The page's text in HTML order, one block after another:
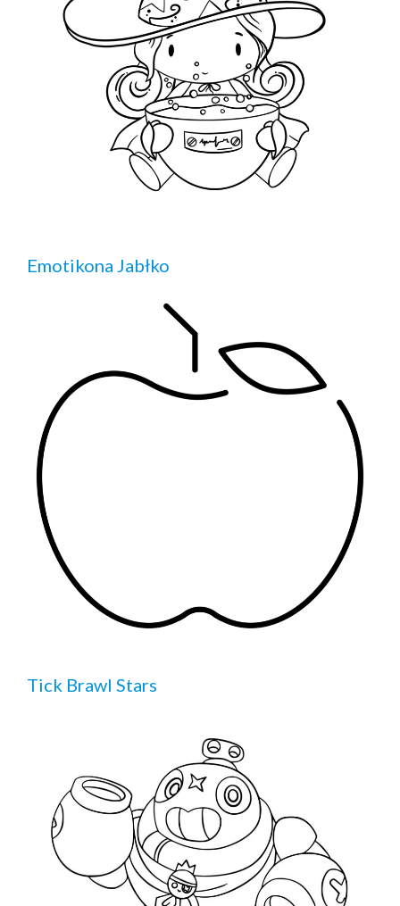
Emotikona Jabłko
Tick Brawl Stars